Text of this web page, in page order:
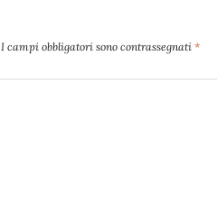
I campi obbligatori sono contrassegnati *